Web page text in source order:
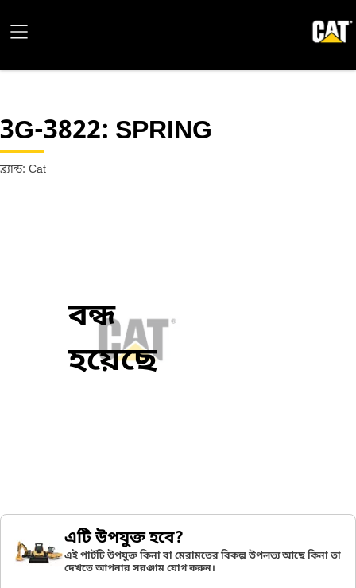
3G-3822: SPRING
ব্র্যান্ড: Cat
বন্ধ
হয়েছে
এটি উপযুক্ত হবে?
এই পার্টটি উপযুক্ত কিনা বা মেরামতের বিকল্প উপলভ্য আছে কিনা তা
দেখতে আপনার সরঞ্জাম যোগ করুন।